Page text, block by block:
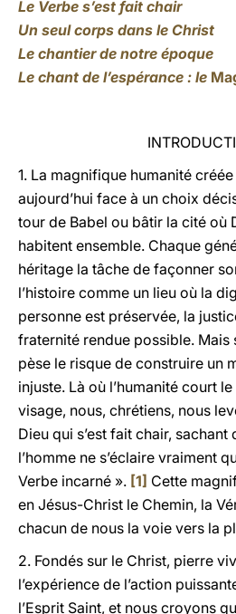
Le Verbe s’est fait chair
Un seul corps dans le Christ
Le chantier de notre époque
Le chant de l’espérance : le
1. La magnifique humanité
aujourd’hui face à un choix
tour de Babel ou bâtir la cité où
habitent ensemble. Chaque
héritage la tâche de façonner
l’histoire comme un lieu où la
personne est préservée, la
fraternité rendue possible. Mais
pèse le risque de construire un
injuste. Là où l’humanité court
visage, nous, chrétiens, nous
Dieu qui s’est fait chair,
l’homme ne s’éclaire vraiment
Verbe incarné ». [1] Cette
en Jésus-Christ le Chemin, la
chacun de nous la voie vers la
2. Fondés sur le Christ, pierre
l’expérience de l’action
l’Esprit Saint, et nous croyons